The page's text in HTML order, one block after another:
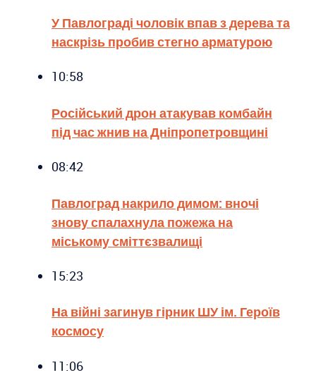
У Павлограді чоловік впав з дерева та
наскрізь пробив стегно арматурою
10:58
Російський дрон атакував комбайн
під час жнив на Дніпропетровщині
08:42
Павлоград накрило димом: вночі
знову спалахнула пожежа на
міському сміттєзвалищі
15:23
На війні загинув гірник ШУ ім. Героїв
космосу
11:06